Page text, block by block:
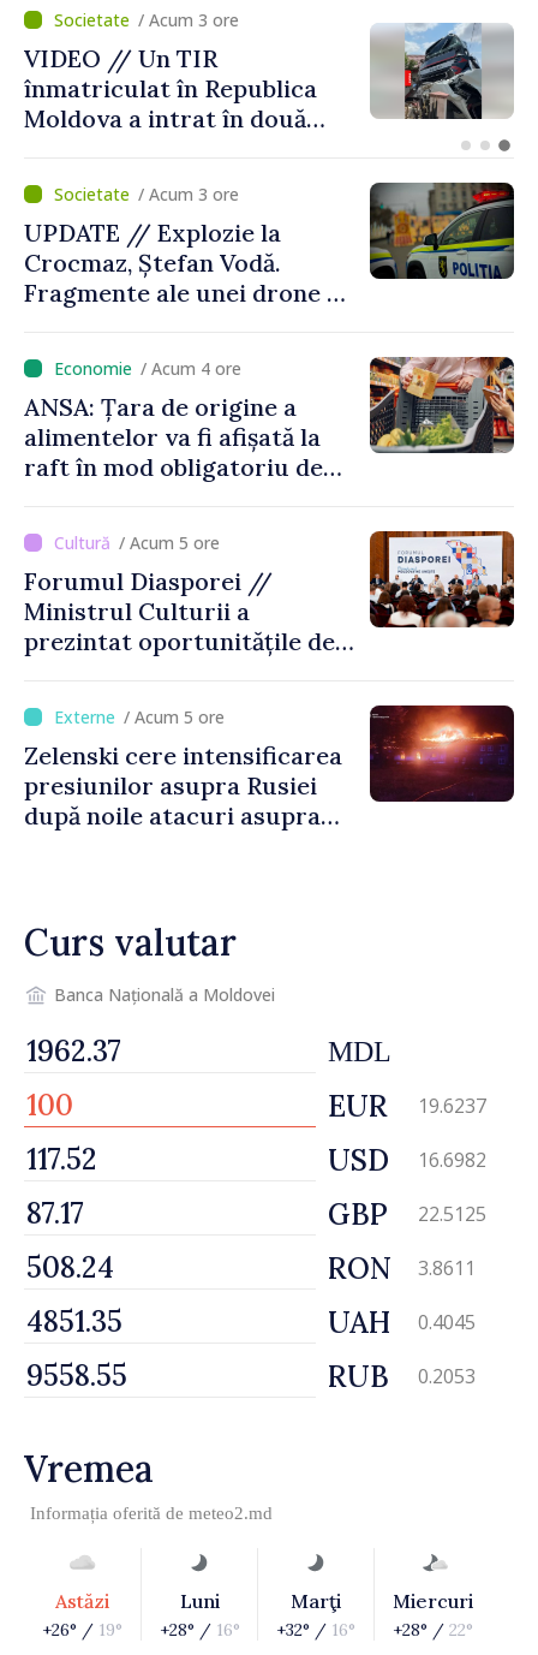
/ Acum 2 ore
Zilele Diasporei // O poveste
despre Moldova spusă prin
culori: „Dincolo de prag”,
stabilită la Bruxelles
/ Acum 3 ore
UPDATE // Explozie la
Crocmaz, Ștefan Vodă.
Fragmente ale unei drone de
locului
/ Acum 4 ore
ANSA: Țara de origine a
alimentelor va fi afișată la
raft în mod obligatoriu de
riscă amenzi de zeci de mii
de lei de lei/ Acum 5 ore
Forumul Diasporei //
Ministrul Culturii a
prezintat oportunitățile de
culturale și mobilitatea
artiștilor/ Acum 5 ore
Zelenski cere intensificarea
presiunilor asupra Rusiei
după noile atacuri asupra
Curs valutar
Banca Națională a Moldovei
MDL
EUR 19.6237
USD 16.6982
GBP 22.5125
RON 3.8611
UAH 0.4045
RUB 0.2053
Vremea
Informația oferită de meteo2.md
Astăzi
+26° / 19°
Luni
+28° / 16°
Marţi
+32° / 16°
Miercuri
+28° / 22°